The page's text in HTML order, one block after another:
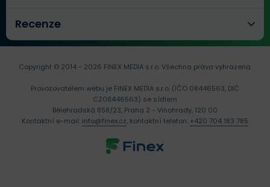
Recenze
Copyright © 2014 - 2026 FINEX MEDIA s.r.o.Všechna práva vyhrazena.
Provozovatelem webu je FINEX MEDIA s.r.o. (IČO 08446563, DIČ
CZ08446563) se sídlem
Bělehradská 858/23, Praha 2 - Vinohrady, 120 00
Kontaktní e-mail: info@finex.cz, kontaktní telefon: +420 704 183 785